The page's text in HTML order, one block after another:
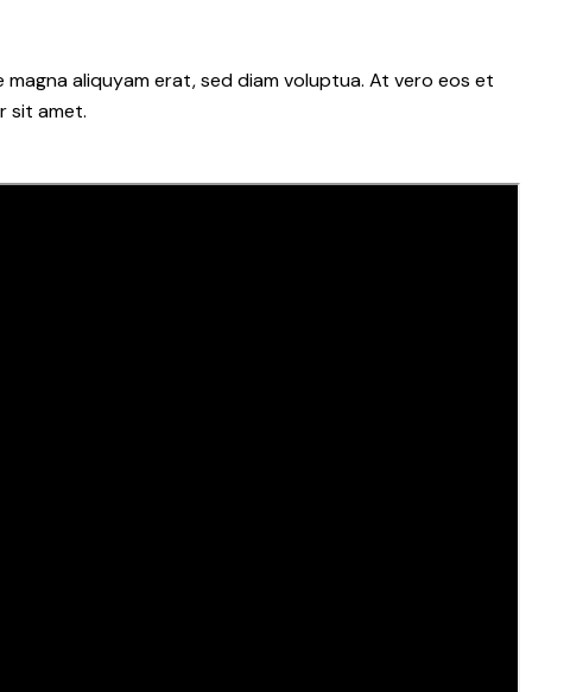
aliquyam erat, sed diam voluptua. At vero eos et
sit amet.